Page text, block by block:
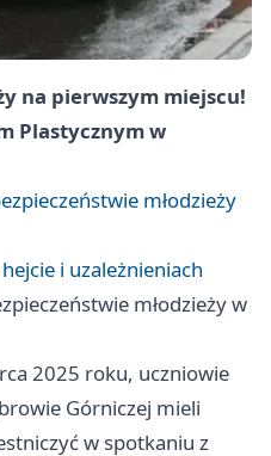
na pierwszym miejscu!
Plastycznym w
młodzieży
i uzależnieniach
młodzieży w
2025 roku, uczniowie
Górniczej mieli
w spotkaniu z